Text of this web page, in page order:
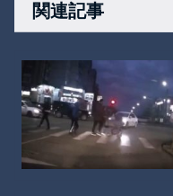
関連記事